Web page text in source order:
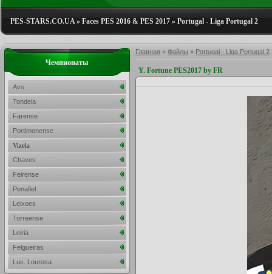
PES-STARS.CO.UA» Faces PES 2016 & PES 2017 » Portugal - Liga Portugal 2
Главная » Файлы » Portugal - Liga Portugal 2
Y. Fortune PES2017 by FR
Чемпионаты
Avs
Tondela
Farense
Portimonense
Vizela
Chaves
Feirense
Penafiel
Leixoes
Torreense
Leiria
Felgueiras
Lus. Lourosa